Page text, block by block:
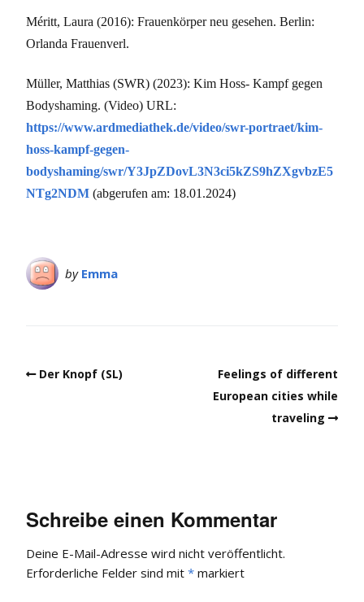
Méritt, Laura (2016): Frauenkörper neu gesehen. Berlin:
Orlanda Frauenverl.
Müller, Matthias (SWR) (2023): Kim Hoss- Kampf gegen
Bodyshaming. (Video) URL:
https://www.ardmediathek.de/video/swr-portraet/kim-
hoss-kampf-gegen-
bodyshaming/swr/Y3JpZDovL3N3ci5kZS9hZXgvbzE5
NTg2NDM (abgerufen am: 18.01.2024)
by Emma
Der Knopf (SL)
Feelings of different
European cities while
traveling
Schreibe einen Kommentar
Deine E-Mail-Adresse wird nicht veröffentlicht.
Erforderliche Felder sind mit * markiert